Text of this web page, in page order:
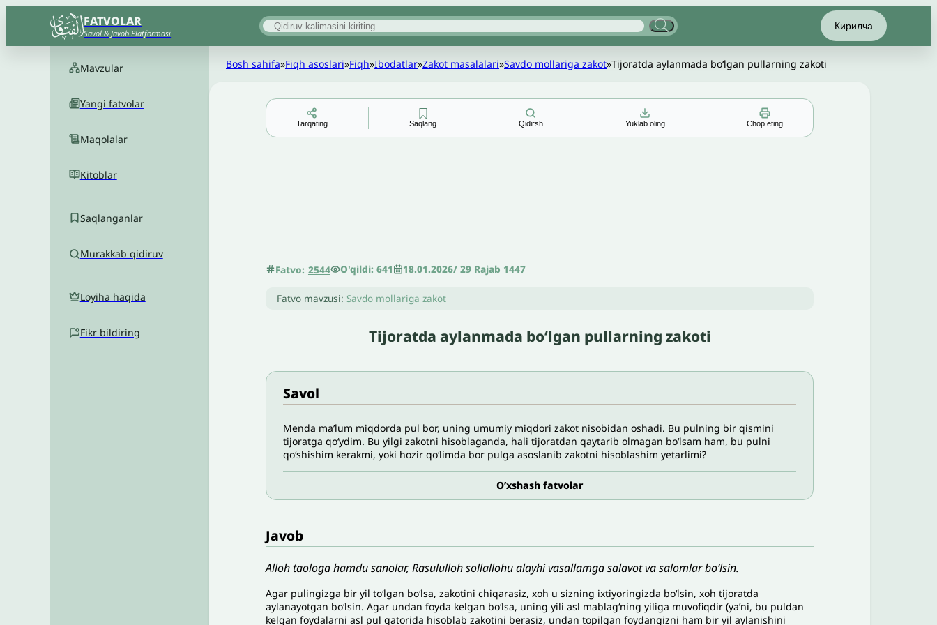
FATVOLAR
Savol & Javob Platformasi
Кирилча
Mavzular
Yangi fatvolar
Maqolalar
Kitoblar
Saqlanganlar
Murakkab qidiruv
Loyiha haqida
Fikr bildiring
Bosh sahifa»Fiqh asoslari»Fiqh»Ibodatlar»Zakot masalalari»Savdo mollariga zakot»Tijoratda aylanmada boʻlgan pullarning zakoti
Tarqating Saqlang Qidirsh Yuklab oling Chop eting
Fatvo: 2544 O'qildi: 641 18.01.2026/ 29 Rajab 1447
Fatvo mavzusi: Savdo mollariga zakot
Tijoratda aylanmada boʻlgan pullarning zakoti
Savol
Menda ma’lum miqdorda pul bor, uning umumiy miqdori zakot nisobidan oshadi. Bu pulning bir qismini
tijoratga qo‘ydim. Bu yilgi zakotni hisoblaganda, hali tijoratdan qaytarib olmagan bo‘lsam ham, bu pulni
qo‘shishim kerakmi, yoki hozir qo‘limda bor pulga asoslanib zakotni hisoblashim yetarlimi?
O’xshash fatvolar
Javob
Alloh taologa hamdu sanolar, Rasululloh sollallohu alayhi vasallamga salavot va salomlar bo‘lsin.
Agar pulingizga bir yil to‘lgan bo‘lsa, zakotini chiqarasiz, xoh u sizning ixtiyoringizda bo‘lsin, xoh tijoratda
aylanayotgan bo‘lsin. Agar undan foyda kelgan bo‘lsa, uning yili asl mablag‘ning yiliga muvofiqdir (ya’ni, bu puldan
kelgan foydalarni asl pul qatorida hisoblab zakotini berasiz, undan topilgan foydangizni ham bir yil aylanishini